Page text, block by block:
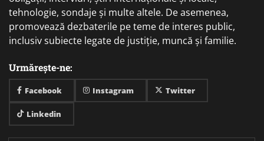
tehnologie, sondaje și multe altele. De asemenea,
promovează dezbaterile pe teme de interes public,
inclusiv subiecte legate de justiție, muncă și familie.
Urmărește-ne:
Facebook Instagram Twitter
Linkedin